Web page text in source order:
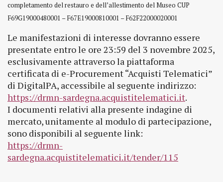
completamento del restauro e dell’allestimento del Museo CUP
F69G19000480001 – F67E19000810001 – F62F22000020001
Le manifestazioni di interesse dovranno essere
presentate entro le ore 23:59 del 3 novembre 2025,
esclusivamente attraverso la piattaforma
certificata di e-Procurement “Acquisti Telematici”
di DigitalPA, accessibile al seguente indirizzo:
https://drmn-sardegna.acquistitelematici.it.
I documenti relativi alla presente indagine di
mercato, unitamente al modulo di partecipazione,
sono disponibili al seguente link:
https://drmn-
sardegna.acquistitelematici.it/tender/115